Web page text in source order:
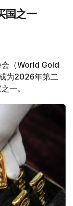
国之一
会（World Gold
为2026年第二
一。